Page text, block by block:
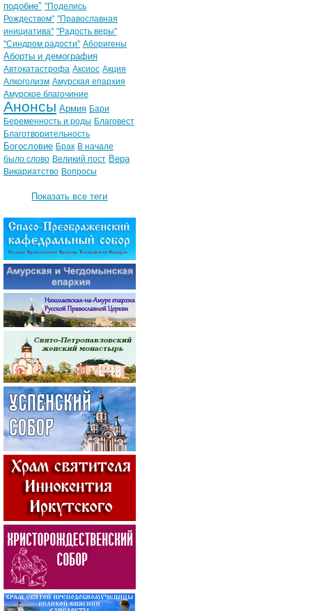
подобие" "Поделись
Рождеством" "Православная
инициатива" "Радость веры"
"Синдром радости" Аборигены
Аборты и демография
Автокатастрофа Аксиос Акция
Алкоголизм Амурская епархия
Амурское благочиние
Анонсы Армия Бари
Беременность и роды Благовест
Благотворительность
Богословие Брак В начале
было слово Великий пост Вера
Викариатство Вопросы
Показать все теги